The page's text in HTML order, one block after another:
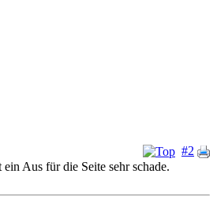
#2
Aus für die Seite sehr schade.